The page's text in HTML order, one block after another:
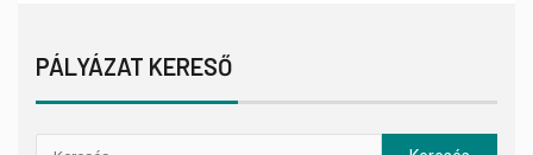
PÁLYÁZAT KERESŐ